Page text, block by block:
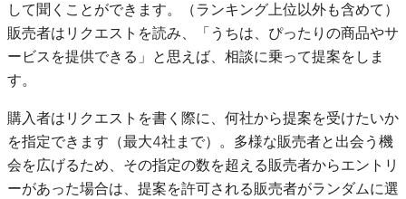
して聞くことができます。（ランキング上位以外も含めて）
販売者はリクエストを読み、「うちは、ぴったりの商品やサ
ービスを提供できる」と思えば、相談に乗って提案をしま
す。
購入者はリクエストを書く際に、何社から提案を受けたいか
を指定できます（最大4社まで）。多様な販売者と出会う機
会を広げるため、その指定の数を超える販売者からエントリ
ーがあった場合は、提案を許可される販売者がランダムに選